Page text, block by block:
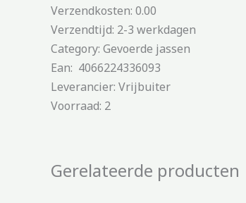
Verzendkosten: 0.00
Verzendtijd: 2-3 werkdagen
Category: Gevoerde jassen
Ean: 4066224336093
Leverancier: Vrijbuiter
Voorraad: 2
Gerelateerde producten